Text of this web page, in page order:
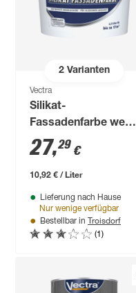
2Varianten
Vectra
Silikat-
Fassadenfarbe weiß
seidenmatt 2,5 l
27,29 €
10,92 € / Liter
Lieferung nach Hause
Nur wenige verfügbar
Bestellbar in Troisdorf
(1)